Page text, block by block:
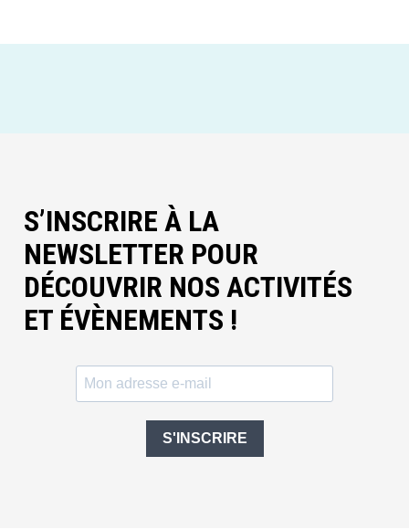
S’INSCRIRE À LA
NEWSLETTER POUR
DÉCOUVRIR NOS ACTIVITÉS
ET ÉVÈNEMENTS !
S'INSCRIRE